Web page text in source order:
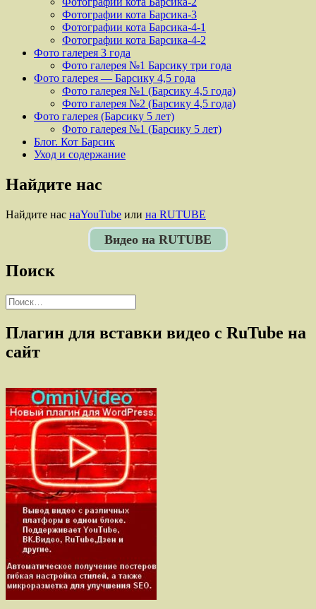
Фотографии кота Барсика-3
Фотографии кота Барсика-4-1
Фотографии кота Барсика-4-2
Фото галерея 3 года
Фото галерея №1 Барсику три года
Фото галерея — Барсику 4,5 года
Фото галерея №1 (Барсику 4,5 года)
Фото галерея №2 (Барсику 4,5 года)
Фото галерея (Барсику 5 лет)
Фото галерея №1 (Барсику 5 лет)
Блог. Кот Барсик
Уход и содержание
Найдите нас
Найдите нас наYouTube или на RUTUBE
Видео на RUTUBE
Поиск
Найти:
Плагин для вставки видео с RuTube на
сайт